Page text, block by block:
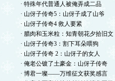
· 特殊年代普通人被俺弄成二品
· 山伢子传奇5：山伢子成了山爷
· 山伢子传奇4 救人要紧
· 腊肉和玉米粒：知青朝花夕拾旧文
· 山伢子传奇3：割下耳朵喂狗
· 山伢子传奇 2：山伢子的女人
· 俺老公镀了土豪金：山伢子传奇
· 博君一璨——万维征文获奖感言